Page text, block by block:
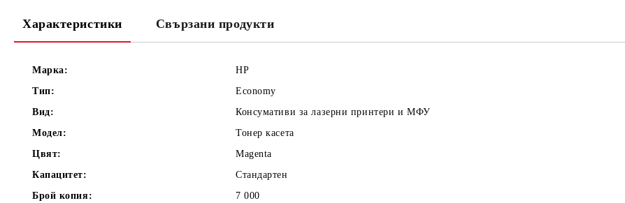
Характеристики Свързани продукти
Марка:
HP
Тип:
Economy
Вид:
Консумативи за лазерни принтери и МФУ
Модел:
Тонер касета
Цвят:
Magenta
Капацитет:
Стандартен
Брой копия:
7 000